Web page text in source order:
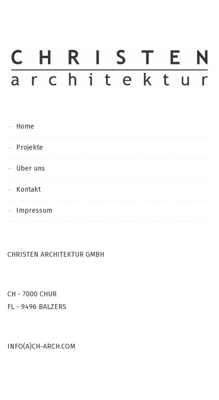
Home
Projekte
Über uns
Kontakt
Impressum
CHRISTEN ARCHITEKTUR GMBH
CH - 7000 CHUR
FL - 9496 BALZERS
INFO(A)CH-ARCH.COM